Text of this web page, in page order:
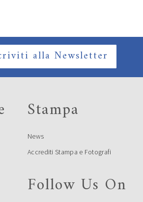
alla Newsletter
Stampa
News
Accrediti Stampa e Fotografi
Follow Us On